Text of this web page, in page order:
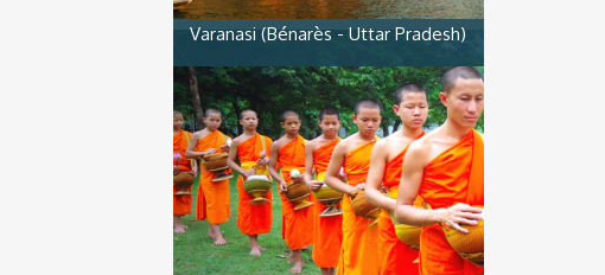
Varanasi (Bénarès - Uttar Pradesh)